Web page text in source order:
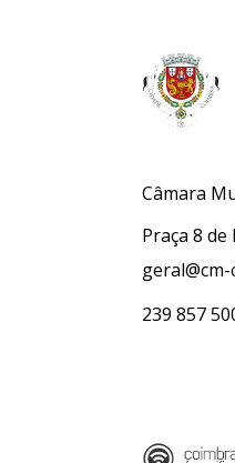
Câmara
Praça 8
239 857